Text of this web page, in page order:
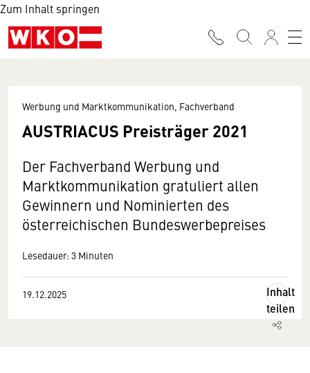
Zum Inhalt springen
Werbung und Marktkommunikation, Fachverband
AUSTRIACUS Preisträger 2021
Der Fachverband Werbung und
Marktkommunikation gratuliert allen
Gewinnern und Nominierten des
österreichischen Bundeswerbepreises
Lesedauer: 3 Minuten
19.12.2025
Inhalt
teilen